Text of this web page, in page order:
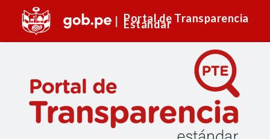
Portal de Transparencia
Estándar